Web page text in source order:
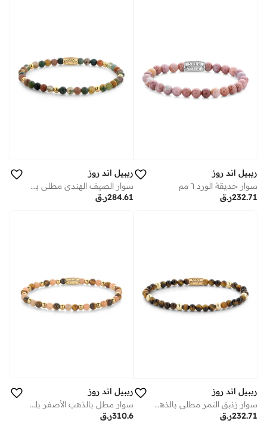
ريبيل اند روز
سوار حديقة الورد ٦ مم
ر.ق232.71
ريبيل اند روز
سوار الصيف الهندي مطلي بالذهب الأصفر مم
ر.ق284.61
ريبيل اند روز
سوار زنبق النمر مطلي بالذهب الأصفر مم
ر.ق232.71
ريبيل اند روز
سوار مطلٍ بالذهب الأصفر بلون غروب الشمس - مم -
ر.ق310.6